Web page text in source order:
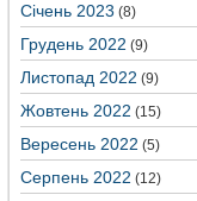
Січень 2023 (8)
Грудень 2022 (9)
Листопад 2022 (9)
Жовтень 2022 (15)
Вересень 2022 (5)
Серпень 2022 (12)